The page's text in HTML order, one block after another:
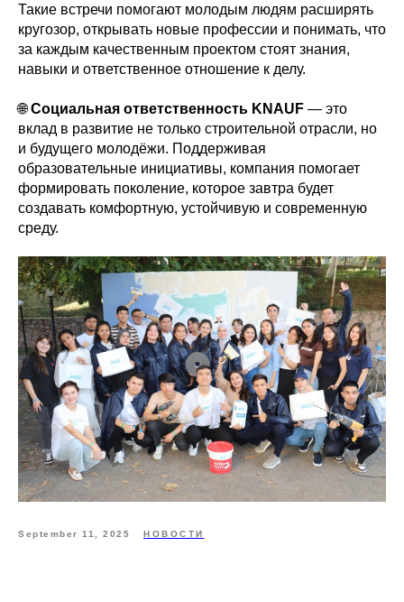
Такие встречи помогают молодым людям расширять
кругозор, открывать новые профессии и понимать, что
за каждым качественным проектом стоят знания,
навыки и ответственное отношение к делу.
🌐Социальная ответственность KNAUF — это
вклад в развитие не только строительной отрасли, но
и будущего молодёжи. Поддерживая
образовательные инициативы, компания помогает
формировать поколение, которое завтра будет
создавать комфортную, устойчивую и современную
среду.
September 11, 2025 НОВОСТИ